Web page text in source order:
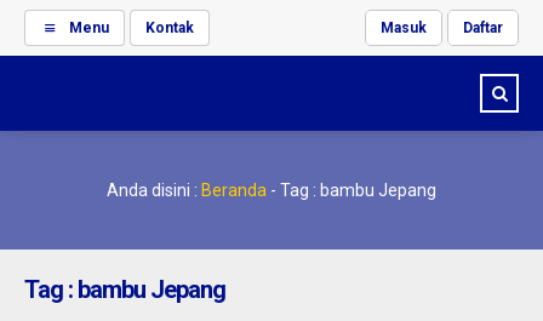
Menu Kontak Masuk Daftar
Anda disini : Beranda - Tag : bambu Jepang
Tag : bambu Jepang